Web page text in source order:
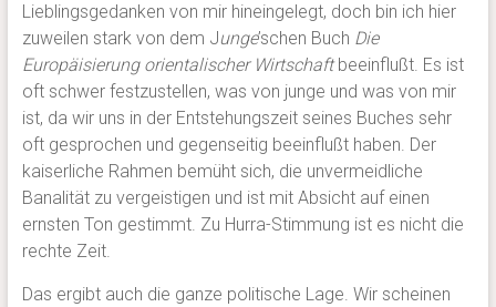
Lieblingsgedanken von mir hineingelegt, doch bin ich hier
zuweilen stark von dem Junge’schen Buch Die
Europäisierung orientalischer Wirtschaftbeeinflußt. Es ist
oft schwer festzustellen, was von junge und was von mir
ist, da wir uns in der Entstehungszeit seines Buches sehr
oft gesprochen und gegenseitig beeinflußt haben. Der
kaiserliche Rahmen bemüht sich, die unvermeidliche
Banalität zu vergeistigen und ist mit Absicht auf einen
ernsten Ton gestimmt. Zu Hurra-Stimmung ist es nicht die
rechte Zeit.
Das ergibt auch die ganze politische Lage. Wir scheinen